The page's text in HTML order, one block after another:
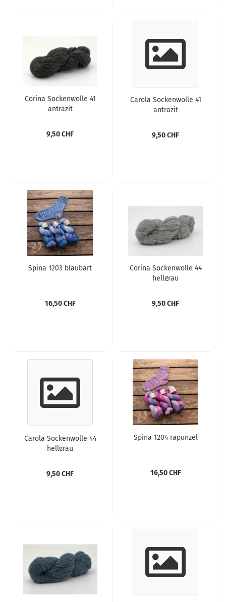
Corina Sockenwolle 41
antrazit
9,50 CHF
Carola Sockenwolle 41
antrazit
9,50 CHF
Spina 1203 blaubart
16,50 CHF
Corina Sockenwolle 44
hellgrau
9,50 CHF
Carola Sockenwolle 44
hellgrau
9,50 CHF
Spina 1204 rapunzel
16,50 CHF